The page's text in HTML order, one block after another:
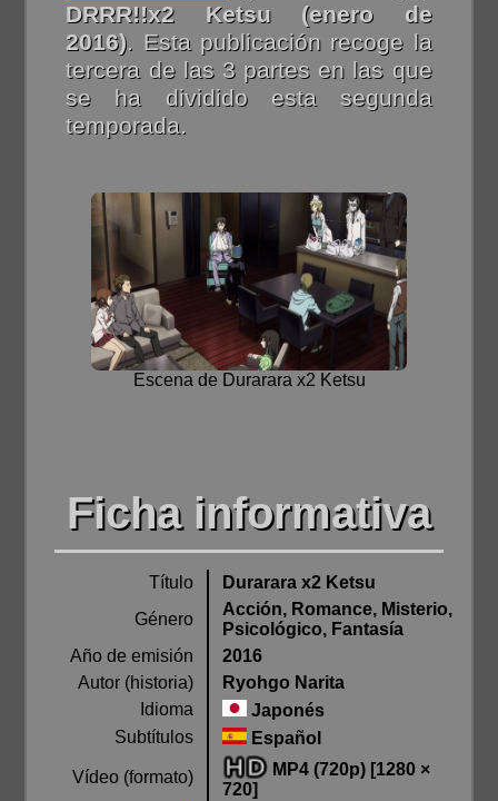
DRRR!!x2 Ketsu (enero de
2016). Esta publicación recoge la
tercera de las 3 partes en las que
se ha dividido esta segunda
temporada.
Escena de Durarara x2 Ketsu
Ficha informativa
Título
Durarara x2 Ketsu
Género
Acción, Romance, Misterio,
Psicológico, Fantasía
Año de emisión
2016
Autor (historia)
Ryohgo Narita
Idioma
Japonés
Subtítulos
Español
Vídeo (formato)
MP4 (720p) [1280 ×
720]